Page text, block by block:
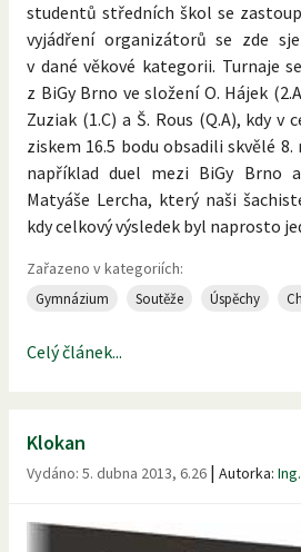
studentů středních škol se
vyjádření organizátorů se zde
v dané věkové kategorii. Turnaje
z BiGy Brno ve složení O. Hájek
Zuziak (1.C) a Š. Rous (Q.A), kdy v
ziskem 16.5 bodu obsadili skvělé
například duel mezi BiGy Brno
Matyáše Lercha, který naši
kdy celkový výsledek byl naprosto
Zařazeno v kategoriích:
Gymnázium Soutěže Úspěchy
Celý článek...
Klokan
Vydáno: 5. dubna 2013, 6.26 | Autorka: